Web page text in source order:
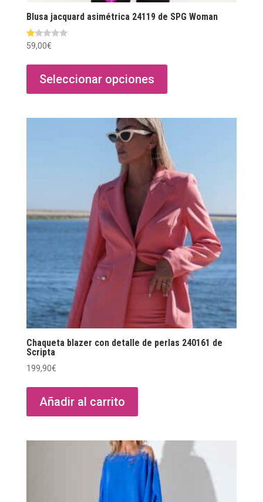
Blusa jacquard asimétrica 24119 de SPG Woman
Va
do
59,00€
Seleccionar opciones
tiene
opciones
se
pueden
elegir
en
la
página
de
producto
Chaqueta blazer con detalle de perlas 240161 de
Scripta
199,90€
Añadir al carrito